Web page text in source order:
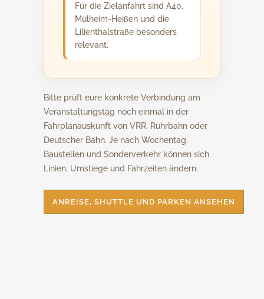
Für die Zielanfahrt sind A40,
Mülheim-Heißen und die
Lilienthalstraße besonders
relevant.
Bitte prüft eure konkrete Verbindung am
Veranstaltungstag noch einmal in der
Fahrplanauskunft von VRR, Ruhrbahn oder
Deutscher Bahn. Je nach Wochentag,
Baustellen und Sonderverkehr können sich
Linien, Umstiege und Fahrzeiten ändern.
ANREISE, SHUTTLE UND PARKEN ANSEHEN